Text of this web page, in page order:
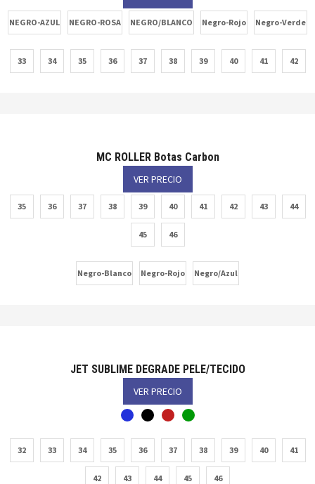
NEGRO-AZUL NEGRO-ROSA NEGRO/BLANCO Negro-Rojo Negro-Verde
33 34 35 36 37 38 39 40 41 42
MC ROLLER Botas Carbon
VER PRECIO
35 36 37 38 39 40 41 42 43 44
45 46
Negro-Blanco Negro-Rojo Negro/Azul
JET SUBLIME DEGRADE PELE/TECIDO
VER PRECIO
32 33 34 35 36 37 38 39 40 41
42 43 44 45 46